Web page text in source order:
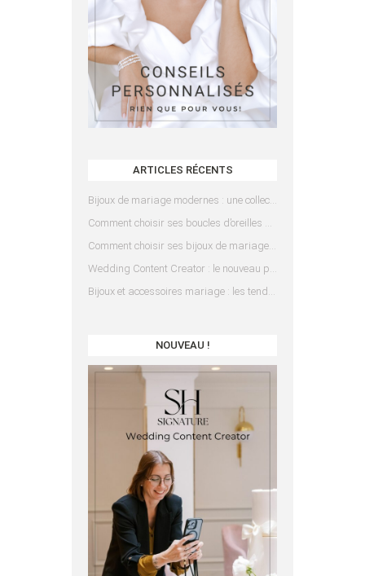
ARTICLES RÉCENTS
Bijoux de mariage modernes : une collection pensée pour les mariées d’aujourd’hui
Comment choisir ses boucles d’oreilles de mariée en fonction de sa coiffure ?
Comment choisir ses bijoux de mariage en fonction de sa robe ?
Wedding Content Creator : le nouveau prestataire indispensable pour votre mariage
Bijoux et accessoires mariage : les tendances 2025
NOUVEAU !